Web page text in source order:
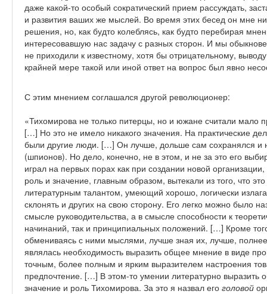
даже какой-то особый сократический прием рассуждать,
и развития ваших же мыслей. Во время этих бесед он мне
решения, но, как будто колеблясь, как будто перебирая
интересовавшую нас задачу с разных сторон. И мы
не приходили к известному, хотя бы отрицательному,
крайней мере такой или иной ответ на вопрос был явно
С этим мнением соглашался другой революционер:
«Тихомирова не только питерцы, но и южане считали мало
[…] Но это не имело никакого значения. На практические
были другие люди. […] Он лучше, дольше сам сохранялся и
(шпионов). Но дело, конечно, не в этом, и не за это его
играл на первых порах как при создании новой
роль и значение, главным образом, вытекали из того, что
литературным талантом, умеющий хорошо, логически
склонять и других на свою сторону. Его легко можно было
смысле руководительства, а в смысле способности к
начинаний, так и принципиальных положений. […] Кроме
обмениваясь с ними мыслями, лучше зная их, лучше,
являлась необходимость выразить общее мнение в виде
точным, более полным и ярким выразителем настроения
предпочтение. […] В этом-то умении литературно выразить
значение и роль Тихомирова. За это я назвал его головой